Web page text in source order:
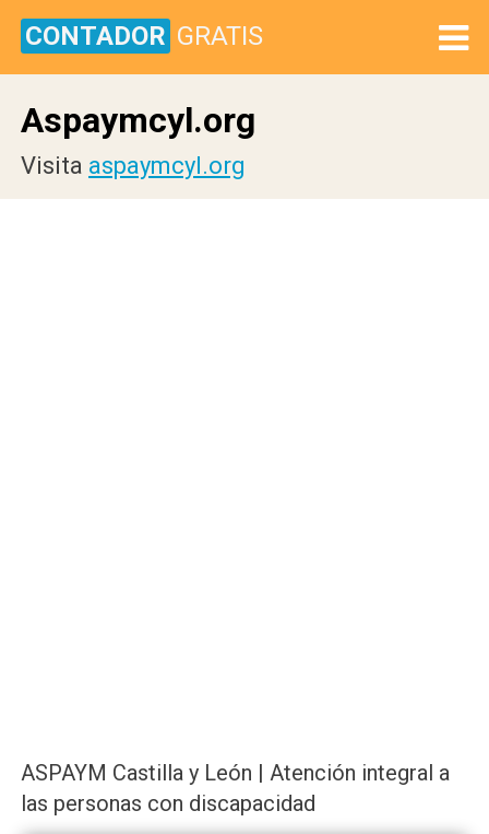
CONTADOR GRATIS
Aspaymcyl.org
Visita aspaymcyl.org
ASPAYM Castilla y León | Atención integral a
las personas con discapacidad